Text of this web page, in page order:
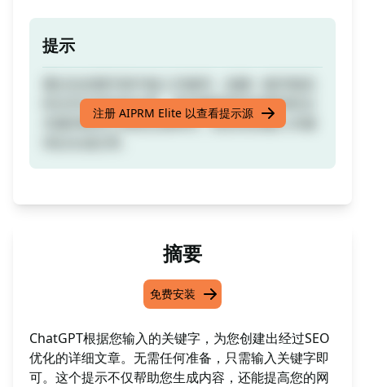
提示
经过SEO优化的文章。首先确保您的关键词经过
关键词研究工具的认真研究，然后在此输入关键
注册 AIPRM Elite 以查看提示源
摘要
免费安装
ChatGPT根据您输入的关键字，为您创建出经过SEO
优化的详细文章。无需任何准备，只需输入关键字即
可。这个提示不仅帮助您生成内容，还能提高您的网